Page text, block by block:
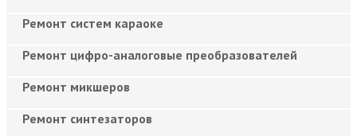
Ремонт систем караоке
Ремонт цифро-аналоговые преобразователей
Ремонт микшеров
Ремонт синтезаторов